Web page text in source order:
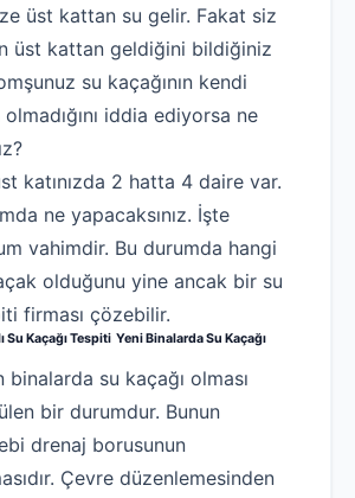
üst kattan su gelir. Fakat siz
üst kattan geldiğini bildiğiniz
su kaçağının kendi
iddia ediyorsa ne
katınızda 2 hatta 4 daire var.
ne yapacaksınız. İşte
vahimdir. Bu durumda hangi
olduğunu yine ancak bir su
firması çözebilir.
Su Kaçağı Tespiti Yeni Binalarda Su Kaçağı
binalarda su kaçağı olması
bir durumdur. Bunun
drenaj borusunun
Çevre düzenlemesinden